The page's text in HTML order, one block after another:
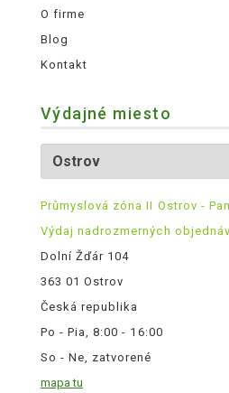
O firme
Blog
Kontakt
Výdajné miesto
Průmyslová zóna II Ostrov -
Výdaj nadrozmerných
Dolní Žďár 104
363 01 Ostrov
Česká republika
Po - Pia, 8:00 - 16:00
So - Ne, zatvorené
mapa tu